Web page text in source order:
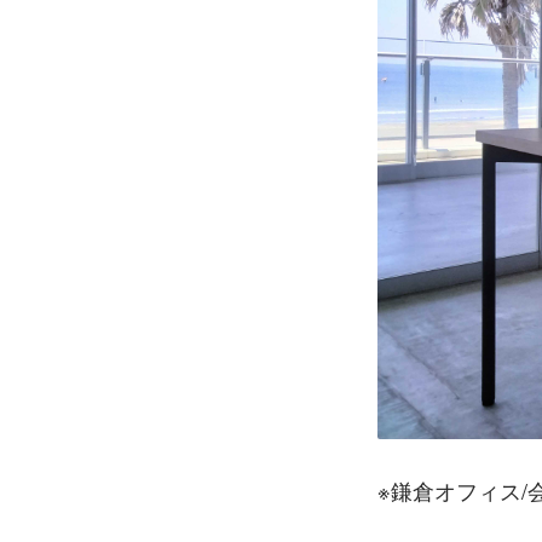
※鎌倉オフィス/